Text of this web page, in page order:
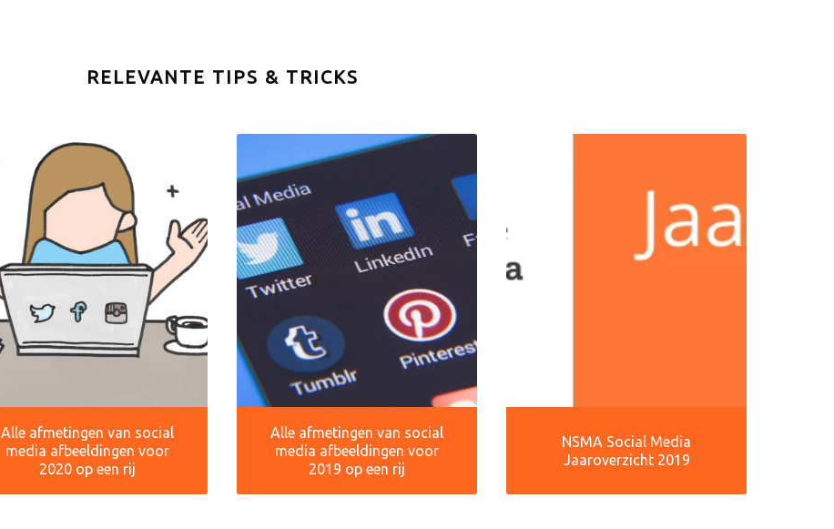
RELEVANTE TIPS & TRICKS
Alle afmetingen van social
media afbeeldingen voor
2020 op een rij
Alle afmetingen van social
media afbeeldingen voor
2019 op een rij
NSMA Social Media
Jaaroverzicht 2019